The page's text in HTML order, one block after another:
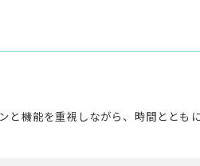
機能を重視しながら、時間ととも